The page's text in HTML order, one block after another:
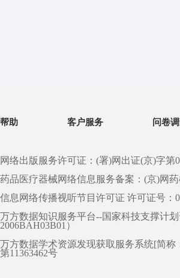
帮助 客户服务 问卷
网络出版服务许可证：(署)网出证(京)字第
药品医疗器械网络信息服务备案：(京)网
信息网络传播视听节目许可证 许可证号：
万方数据知识服务平台--国家科技支撑计划
2006BAH03B01）
万方数据学术资源发现获取服务系统[简
第11363462号